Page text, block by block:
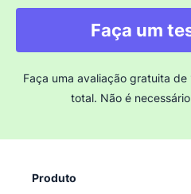
Faça um
Faça uma avaliação gratuita
total. Não é
Produto